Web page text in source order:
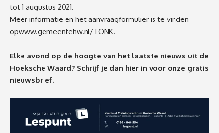
tot 1 augustus 2021.
Meer informatie en het aanvraagformulier is te vinden
opwww.gemeentehw.nl/TONK.
Elke avond op de hoogte van het laatste nieuws uit de
Hoeksche Waard? Schrijf je dan hier in voor onze gratis
nieuwsbrief.